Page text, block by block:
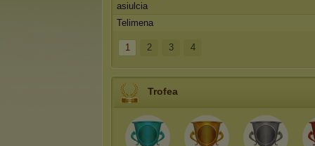
asiulcia
Telimena
1 2 3 4
Trofea